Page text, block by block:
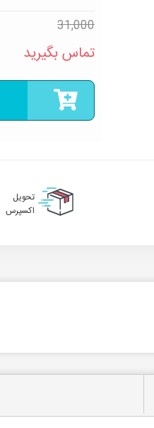
31,000
تماس بگیرید
تحويل
اکسپرس